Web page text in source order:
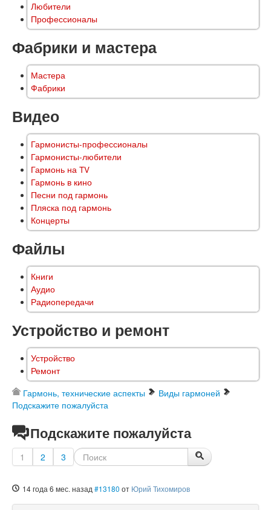
Любители
Профессионалы
Фабрики и мастера
Мастера
Фабрики
Видео
Гармонисты-профессионалы
Гармонисты-любители
Гармонь на TV
Гармонь в кино
Песни под гармонь
Пляска под гармонь
Концерты
Файлы
Книги
Аудио
Радиопередачи
Устройство и ремонт
Устройство
Ремонт
Гармонь, технические аспекты
Виды гармоней
Подскажите пожалуйста
Подскажите пожалуйста
1 2 3
14 года 6 мес. назад #13180 от Юрий Тихомиров